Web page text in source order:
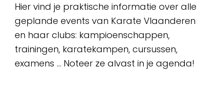
Hier vind je praktische informatie over alle
geplande events van Karate Vlaanderen
en haar clubs: kampioenschappen,
trainingen, karatekampen, cursussen,
examens … Noteer ze alvast in je agenda!